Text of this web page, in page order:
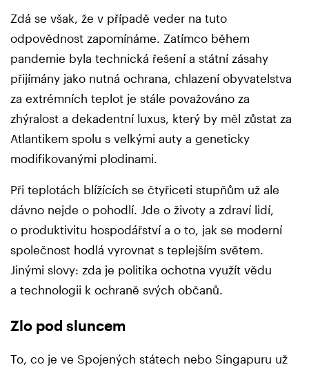
Zdá se však, že v případě veder na tuto
odpovědnost zapomínáme. Zatímco během
pandemie byla technická řešení a státní zásahy
přijímány jako nutná ochrana, chlazení obyvatelstva
za extrémních teplot je stále považováno za
zhýralost a dekadentní luxus, který by měl zůstat za
Atlantikem spolu s velkými auty a geneticky
modifikovanými plodinami.
Při teplotách blížících se čtyřiceti stupňům už ale
dávno nejde o pohodlí. Jde o životy a zdraví lidí,
o produktivitu hospodářství a o to, jak se moderní
společnost hodlá vyrovnat s teplejším světem.
Jinými slovy: zda je politika ochotna využít vědu
a technologii k ochraně svých občanů.
Zlo pod sluncem
To, co je ve Spojených státech nebo Singapuru už